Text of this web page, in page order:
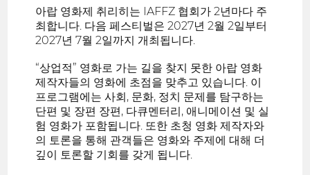
아랍 영화제 취리히는 IAFFZ 협회가 2년마다 주
최합니다. 다음 페스티벌은 2027년 2월 2일부터
2027년 7월 2일까지 개최됩니다.
“상업적” 영화로 가는 길을 찾지 못한 아랍 영화
제작자들의 영화에 초점을 맞추고 있습니다. 이
프로그램에는 사회, 문화, 정치 문제를 탐구하는
단편 및 장편 장편, 다큐멘터리, 애니메이션 및 실
험 영화가 포함됩니다. 또한 초청 영화 제작자와
의 토론을 통해 관객들은 영화와 주제에 대해 더
깊이 토론할 기회를 갖게 됩니다.